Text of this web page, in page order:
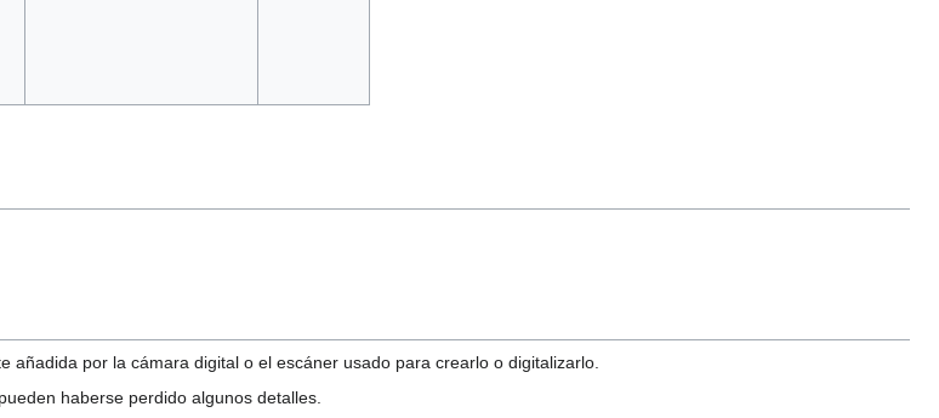
añadida por la cámara digital o el escáner usado para crearlo o digitalizarlo.
haberse perdido algunos detalles.